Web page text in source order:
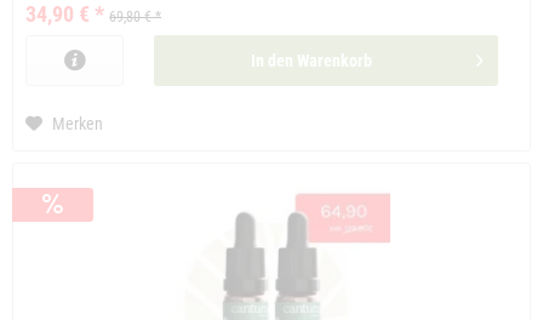
34,90 € * 69,80 € *
In den Warenkorb
Merken